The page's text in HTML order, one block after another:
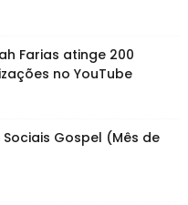
Farias atinge 200
no YouTube
Sociais Gospel (Mês de